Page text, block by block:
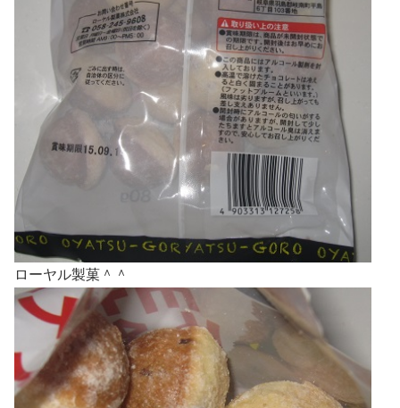
ローヤル製菓＾＾